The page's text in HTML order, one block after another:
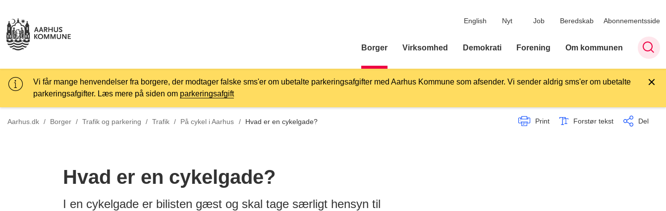
English Nyt Job Beredskab Abonnementsside
Borger Virksomhed Demokrati Forening Om kommunen
Vi får mange henvendelser fra borgere, der modtager falske sms'er om ubetalte parkeringsafgifter med Aarhus Kommune som afsender. Vi sender aldrig sms'er om ubetalte
parkeringsafgifter. Læs mere på siden om parkeringsafgift
Aarhus.dk / Borger / Trafik og parkering / Trafik / Tilbage til
På cykel i Aarhus / Hvad er en cykelgade? Print Forstør tekst Del
Hvad er en cykelgade?
I en cykelgade er bilisten gæst og skal tage særligt hensyn til